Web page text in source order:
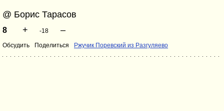
@ Борис Тарасов
8 + -18 –
Обсудить Поделиться Ржучик Поревский из Разгуляево